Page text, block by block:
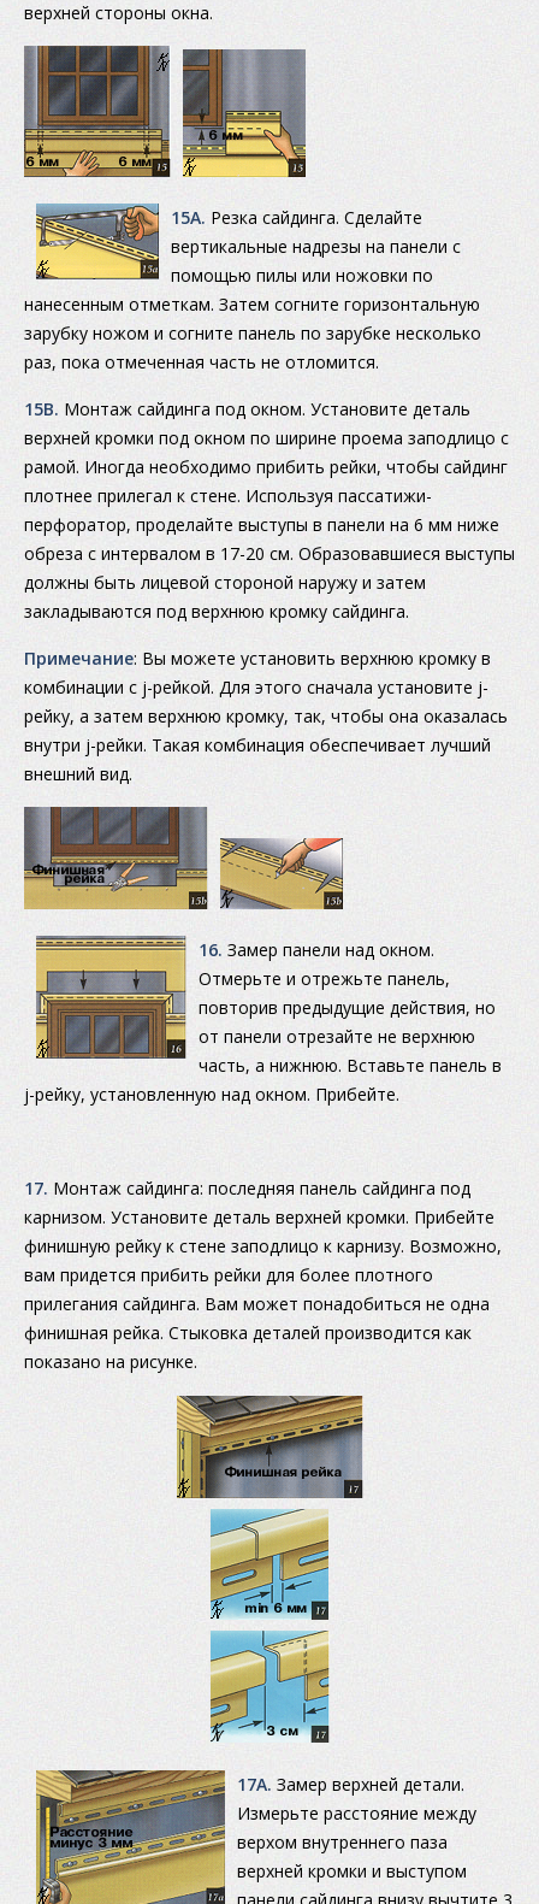
верхней стороны окна.
15А. Резка сайдинга. Сделайте
вертикальные надрезы на панели с
помощью пилы или ножовки по
нанесенным отметкам. Затем согните горизонтальную
зарубку ножом и согните панель по зарубке несколько
раз, пока отмеченная часть не отломится.
15B. Монтаж сайдинга под окном. Установите деталь
верхней кромки под окном по ширине проема заподлицо с
рамой. Иногда необходимо прибить рейки, чтобы сайдинг
плотнее прилегал к стене. Используя пассатижи-
перфоратор, проделайте выступы в панели на 6 мм ниже
обреза с интервалом в 17-20 см. Образовавшиеся выступы
должны быть лицевой стороной наружу и затем
закладываются под верхнюю кромку сайдинга.
Примечание: Вы можете установить верхнюю кромку в
комбинации с j-рейкой. Для этого сначала установите j-
рейку, а затем верхнюю кромку, так, чтобы она оказалась
внутри j-рейки. Такая комбинация обеспечивает лучший
внешний вид.
16. Замер панели над окном.
Отмерьте и отрежьте панель,
повторив предыдущие действия, но
от панели отрезайте не верхнюю
часть, а нижнюю. Вставьте панель в
j-рейку, установленную над окном. Прибейте.
17. Монтаж сайдинга: последняя панель сайдинга под
карнизом. Установите деталь верхней кромки. Прибейте
финишную рейку к стене заподлицо к карнизу. Возможно,
вам придется прибить рейки для более плотного
прилегания сайдинга. Вам может понадобиться не одна
финишная рейка. Стыковка деталей производится как
показано на рисунке.
17A. Замер верхней детали.
Измерьте расстояние между
верхом внутреннего паза
верхней кромки и выступом